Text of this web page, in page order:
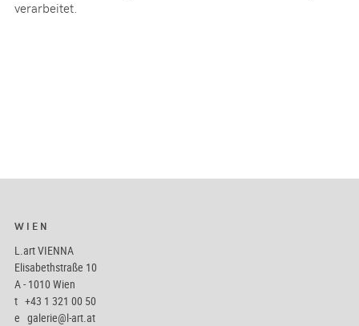
verarbeitet.
WIEN
L.art VIENNA
Elisabethstraße 10
A - 1010 Wien
t +43 1 321 00 50
e galerie@l-art.at